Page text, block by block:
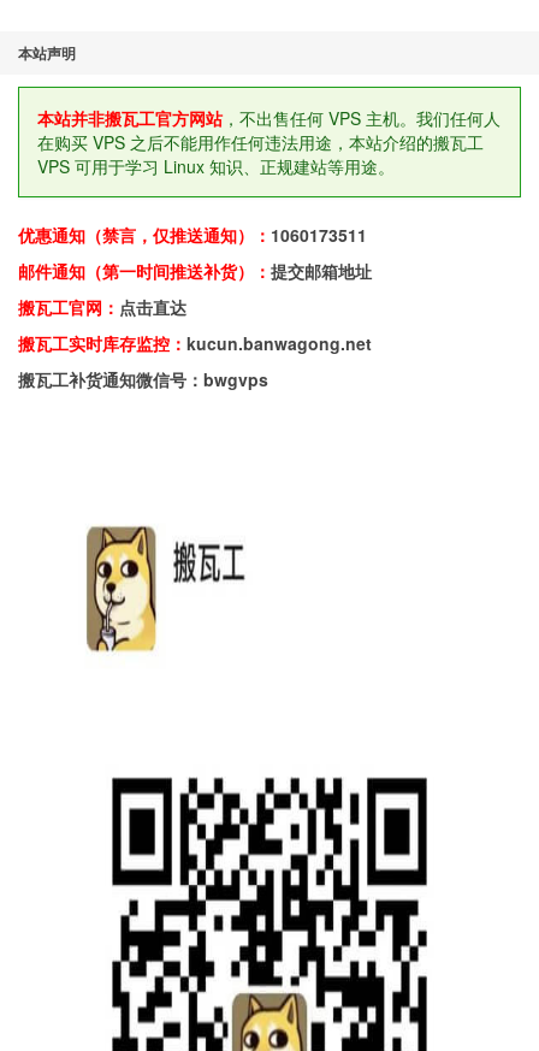
本站声明
本站并非搬瓦工官方网站，不出售任何 VPS 主机。我们任何人
在购买 VPS 之后不能用作任何违法用途，本站介绍的搬瓦工
VPS 可用于学习 Linux 知识、正规建站等用途。
优惠通知（禁言，仅推送通知）： 1060173511
邮件通知（第一时间推送补货）： 提交邮箱地址
搬瓦工官网： 点击直达
搬瓦工实时库存监控： kucun.banwagong.net
搬瓦工补货通知微信号：bwgvps